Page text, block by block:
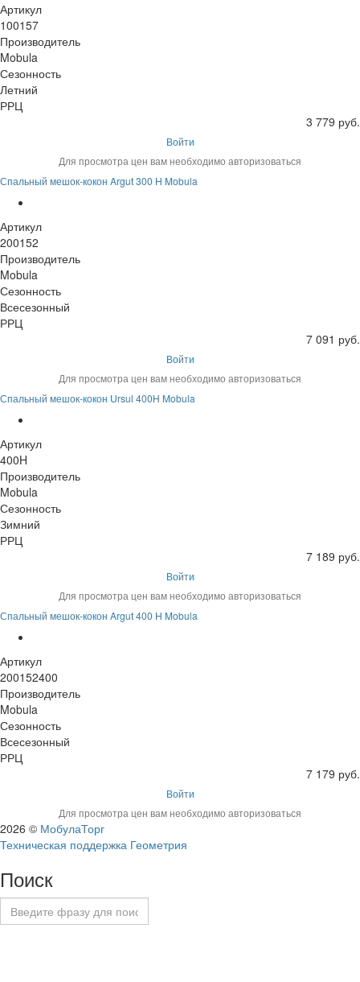
Артикул
100157
Производитель
Mobula
Сезонность
Летний
РРЦ
3 779 руб.
Войти
Для просмотра цен вам необходимо авторизоваться
Спальный мешок-кокон Argut 300 H Mobula
Артикул
200152
Производитель
Mobula
Сезонность
Всесезонный
РРЦ
7 091 руб.
Войти
Для просмотра цен вам необходимо авторизоваться
Спальный мешок-кокон Ursul 400H Mobula
Артикул
400H
Производитель
Mobula
Сезонность
Зимний
РРЦ
7 189 руб.
Войти
Для просмотра цен вам необходимо авторизоваться
Спальный мешок-кокон Argut 400 H Mobula
Артикул
200152400
Производитель
Mobula
Сезонность
Всесезонный
РРЦ
7 179 руб.
Войти
Для просмотра цен вам необходимо авторизоваться
2026 © МобулаТорг
Техническая поддержка Геометрия
Поиск